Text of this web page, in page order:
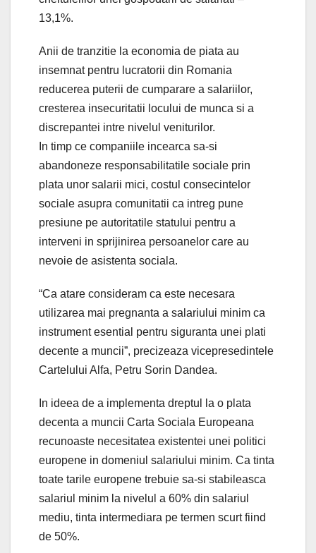
13,1%.
Anii de tranzitie la economia de piata au
insemnat pentru lucratorii din Romania
reducerea puterii de cumparare a salariilor,
cresterea insecuritatii locului de munca si a
discrepantei intre nivelul veniturilor.
In timp ce companiile incearca sa-si
abandoneze responsabilitatile sociale prin
plata unor salarii mici, costul consecintelor
sociale asupra comunitatii ca intreg pune
presiune pe autoritatile statului pentru a
interveni in sprijinirea persoanelor care au
nevoie de asistenta sociala.
“Ca atare consideram ca este necesara
utilizarea mai pregnanta a salariului minim ca
instrument esential pentru siguranta unei plati
decente a muncii”, precizeaza vicepresedintele
Cartelului Alfa, Petru Sorin Dandea.
In ideea de a implementa dreptul la o plata
decenta a muncii Carta Sociala Europeana
recunoaste necesitatea existentei unei politici
europene in domeniul salariului minim. Ca tinta
toate tarile europene trebuie sa-si stabileasca
salariul minim la nivelul a 60% din salariul
mediu, tinta intermediara pe termen scurt fiind
de 50%.